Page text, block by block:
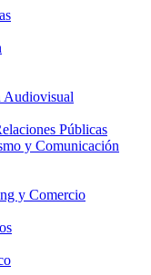
Audiovisual
Públicas
y Comunicación
y Comercio